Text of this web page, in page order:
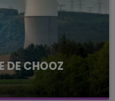
DE CHOOZ
la centrale